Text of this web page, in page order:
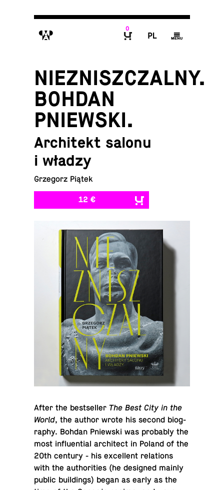
M
0
P g
NIEZNISZCZALNY.
BOHDAN
PNIEWSKI.
Architekt salonu
i władzy
Grzegorz Piątek
12 €
After the bestseller The Best City in the
World, the author wrote his second bi­og­
ra­phy. Bohdan Pniewski was prob­a­bly the
most in­flu­en­tial ar­chi­tect in Poland of the
20th century - his ex­cel­lent re­la­tions
with the au­thor­i­ties (he de­signed mainly
public build­ings) began as early as the